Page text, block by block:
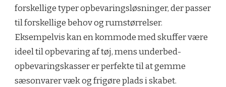
forskellige typer opbevaringsløsninger, der passer
til forskellige behov og rumstørrelser.
Eksempelvis kan en kommode med skuffer være
ideel til opbevaring af tøj, mens underbed-
opbevaringskasser er perfekte til at gemme
sæsonvarer væk og frigøre plads i skabet.